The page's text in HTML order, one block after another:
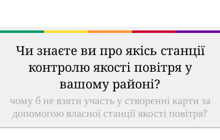
Чи знаєте ви про якісь станції
контролю якості повітря у
вашому районі?
чому б не взяти участь у створенні карти за
допомогою власної станції якості повітря?